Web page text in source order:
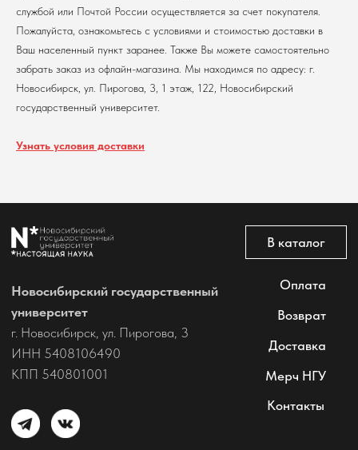
службой или Почтой России осуществляется за счет покупателя.
Пожалуйста, ознакомьтесь с условиями и стоимостью доставки в
Ваш населенный пункт заранее. Также Вы можете самостоятельно
забрать заказ из офлайн-магазина. Мы находимся по адресу: г.
Новосибирск, ул. Пирогова, 3, 1 этаж, 122, Новосибирский
государственный университет.
Узнать условия доставки
Контакты
@2026 Новосибирский государственный университет.
Все права защищены
Политика обработки персональных данных
Согласие на обработку персональных данных
пользователей сайта